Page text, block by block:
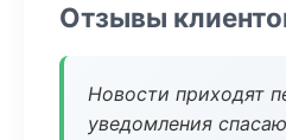
Отзывы
Новости приходят
уведомления